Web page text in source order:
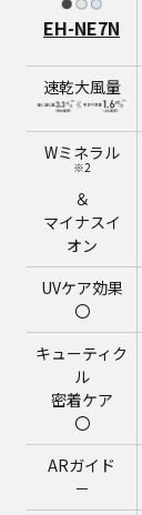
EH-NE7N
速乾大風量
Wミネラル
※2
＆
マイナスイ
オン
UVケア効果
〇
キューティク
ル
密着ケア
〇
ARガイド
－